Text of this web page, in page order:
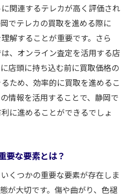
での買取店選びの注意点
価買取してもらうための査定
カの状態を整える方法
待できるテレカの特徴
注目する査定基準とは
価値を理解するポイント
査定静岡での最適な買取条件
舗を訪れる際の計画法
関連するテレカが高く評価され
でテレカの買取を進める際に
解することが重要です。さら
、オンライン査定を活用する店
店頭に持ち込む前に買取価格の
ため、効率的に買取を進めるこ
情報を活用することで、静岡で
に進めることができるでしょ
要な要素とは？
くつかの重要な要素が存在しま
が大切です。傷や曲がり、色褪